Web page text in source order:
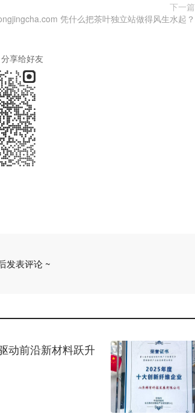
下一篇
凭什么把茶叶独立站做得风生水起？
享给好友
发表评论 ~
动前沿新材料跃升